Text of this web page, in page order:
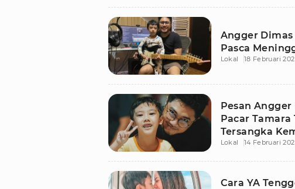
Angger Dimas
Pasca
Lokal 18 Februari
Pesan Angger
Pacar Tamara
Tersangka
Lokal 14 Februari
Cara YA